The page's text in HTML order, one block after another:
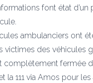
font état
ambulanciers ont
victimes des véhicules
complètement fermée
la 111 via Amos pour